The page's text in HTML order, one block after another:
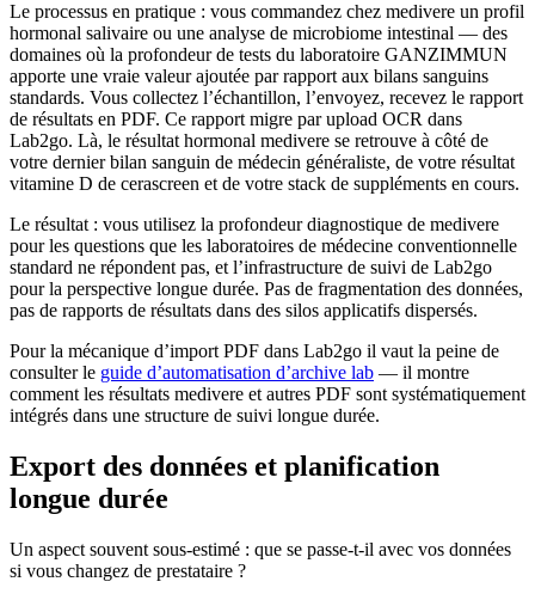
Le processus en pratique : vous commandez chez medivere un profil
hormonal salivaire ou une analyse de microbiome intestinal — des
domaines où la profondeur de tests du laboratoire GANZIMMUN
apporte une vraie valeur ajoutée par rapport aux bilans sanguins
standards. Vous collectez l’échantillon, l’envoyez, recevez le rapport
de résultats en PDF. Ce rapport migre par upload OCR dans
Lab2go. Là, le résultat hormonal medivere se retrouve à côté de
votre dernier bilan sanguin de médecin généraliste, de votre résultat
vitamine D de cerascreen et de votre stack de suppléments en cours.
Le résultat : vous utilisez la profondeur diagnostique de medivere
pour les questions que les laboratoires de médecine conventionnelle
standard ne répondent pas, et l’infrastructure de suivi de Lab2go
pour la perspective longue durée. Pas de fragmentation des données,
pas de rapports de résultats dans des silos applicatifs dispersés.
Pour la mécanique d’import PDF dans Lab2go il vaut la peine de
consulter le guide d’automatisation d’archive lab — il montre
comment les résultats medivere et autres PDF sont systématiquement
intégrés dans une structure de suivi longue durée.
Export des données et planification
longue durée
Un aspect souvent sous-estimé : que se passe-t-il avec vos données
si vous changez de prestataire ?